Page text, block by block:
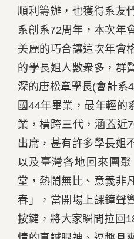
順利籌辦，也獲得系友
系創系72周年，本次年
美麗的巧合讓這次年會
的學長姐人數衆多，群
深的唐松章學長(會計系
國44年畢業，最年輕的
業，橫跨三代，涵蓋近
出席，甚有許多學長姐
以及臺灣各地回來團
堂，熱鬧無比、意義非
春」，當開場上課鐘聲
按鍵，將大家瞬間拉回